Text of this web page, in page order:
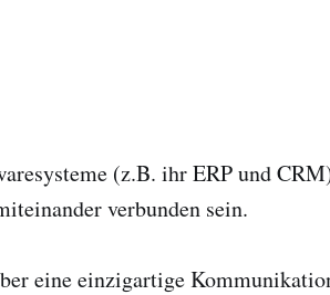
(z.B. ihr ERP und
verbunden sein.
eine einzigartige